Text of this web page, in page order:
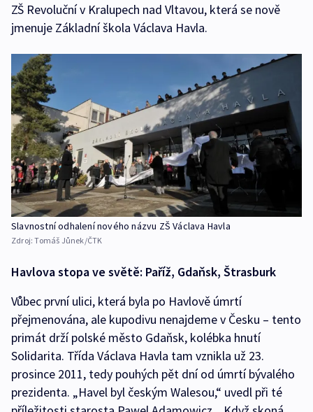
ZŠ Revoluční v Kralupech nad Vltavou, která se nově
jmenuje Základní škola Václava Havla.
Slavnostní odhalení nového názvu ZŠ Václava Havla
Zdroj:Tomáš Jůnek/ČTK
Havlova stopa ve světě: Paříž, Gdaňsk, Štrasburk
Vůbec první ulici, která byla po Havlově úmrtí
přejmenována, ale kupodivu nenajdeme v Česku – tento
primát drží polské město Gdaňsk, kolébka hnutí
Solidarita. Třída Václava Havla tam vznikla už 23.
prosince 2011, tedy pouhých pět dní od úmrtí bývalého
prezidenta. „Havel byl českým Walesou,“ uvedl při té